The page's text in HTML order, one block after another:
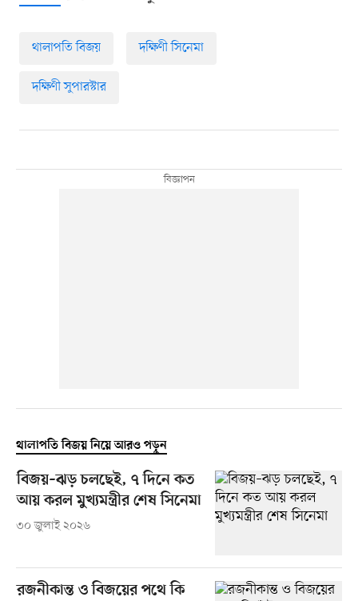
থালাপতি বিজয় দক্ষিণী সিনেমা
দক্ষিণী সুপারস্টার
থালাপতি বিজয় নিয়ে আরও পড়ুন
বিজয়–ঝড় চলছেই, ৭ দিনে কত
আয় করল মুখ্যমন্ত্রীর শেষ সিনেমা
৩০ জুলাই ২০২৬
রজনীকান্ত ও বিজয়ের পথে কি